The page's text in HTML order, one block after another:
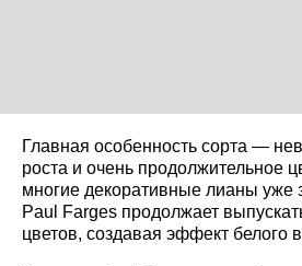
Главная особенность сорта —
роста и очень продолжительное
многие декоративные лианы уже
Paul Farges продолжает
цветов, создавая эффект белого